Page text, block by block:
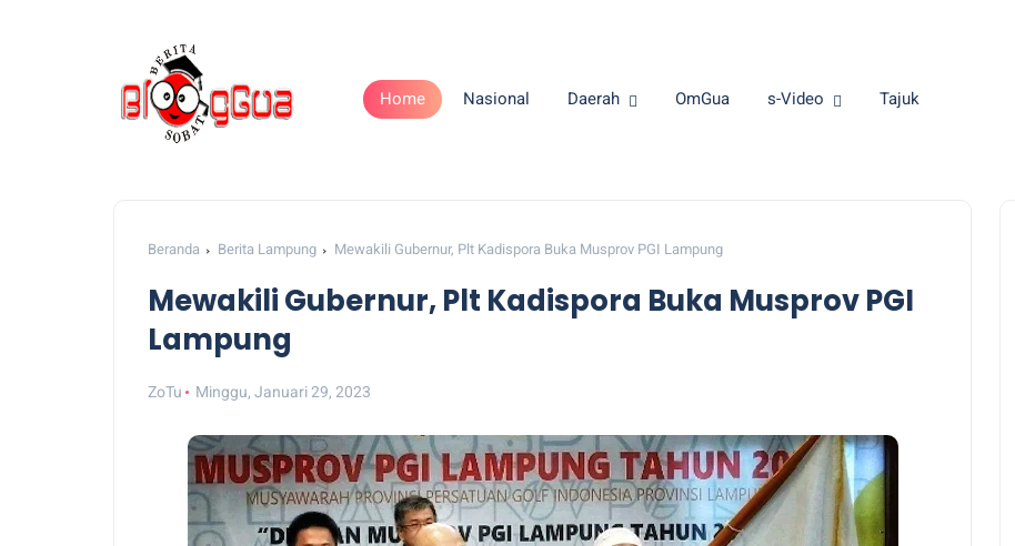
Home Nasional Daerah OmGua s-Video Tajuk
Beranda Berita Lampung Mewakili Gubernur, Plt Kadispora Buka Musprov PGI Lampung
Mewakili Gubernur, Plt Kadispora Buka Musprov PGI
Lampung
ZoTu Minggu, Januari 29, 2023